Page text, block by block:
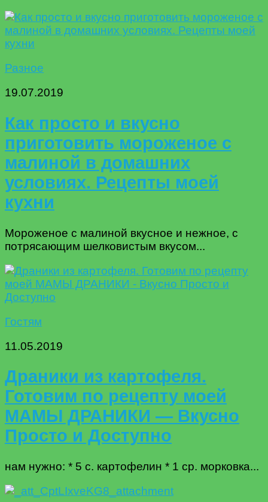
Разное
19.07.2019
Как просто и вкусно
приготовить мороженое с
малиной в домашних
условиях. Рецепты моей
кухни
Мороженое с малиной вкусное и нежное, с
потрясающим шелковистым вкусом...
Гостям
11.05.2019
Драники из картофеля.
Готовим по рецепту моей
МАМЫ ДРАНИКИ — Вкусно
Просто и Доступно
нам нужно: * 5 с. картофелин * 1 ср. морковка...